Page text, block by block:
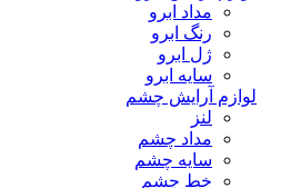
مداد ابرو
رنگ ابرو
ژل ابرو
سایه ابرو
لوازم آرایش چشم
لنز
مداد چشم
سایه چشم
خط چشم